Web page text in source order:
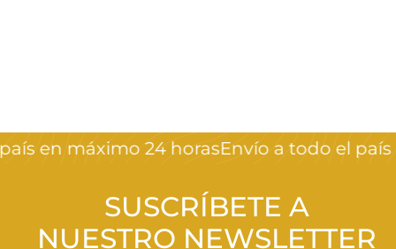
,
0
en máximo 24 horasEnvío a todo el país
SUSCRÍBETE A
NUESTRO NEWSLETTER